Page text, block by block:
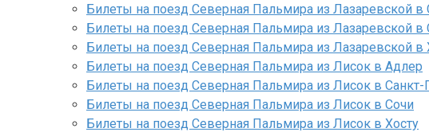
Билеты на поезд Северная Пальмира из Лазаревской в
Билеты на поезд Северная Пальмира из Лазаревской в
Билеты на поезд Северная Пальмира из Лазаревской в
Билеты на поезд Северная Пальмира из Лисок в Адлер
Билеты на поезд Северная Пальмира из Лисок в Санкт-
Билеты на поезд Северная Пальмира из Лисок в Сочи
Билеты на поезд Северная Пальмира из Лисок в Хосту